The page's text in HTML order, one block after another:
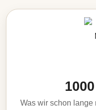
Was wir schon